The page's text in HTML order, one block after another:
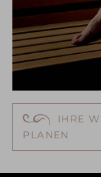
IHRE
PLANEN